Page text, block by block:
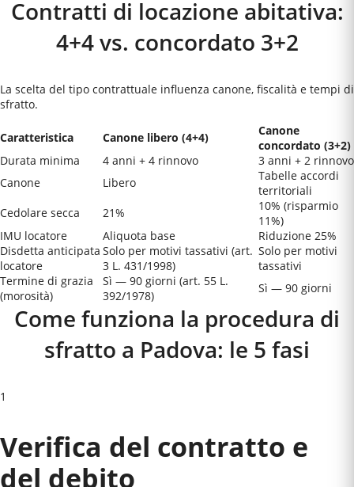
Contratti di locazione abitativa:
4+4 vs. concordato 3+2
La scelta del tipo contrattuale influenza canone, fiscalità e tempi di
sfratto.
Caratteristica Canone libero (4+4)
Canone
concordato (3+2)
Durata minima
4 anni + 4 rinnovo
3 anni + 2 rinnovo
Canone
Libero
Tabelle accordi
territoriali
Cedolare secca
21%
10% (risparmio
11%)
IMU locatore
Aliquota base
Riduzione 25%
Disdetta anticipata
locatore
Solo per motivi tassativi (art.
3 L. 431/1998)
Solo per motivi
tassativi
Termine di grazia
(morosità)
Sì — 90 giorni (art. 55 L.
392/1978)
Sì — 90 giorni
Come funziona la procedura di
sfratto a Padova: le 5 fasi
1
Verifica del contratto e
del debito